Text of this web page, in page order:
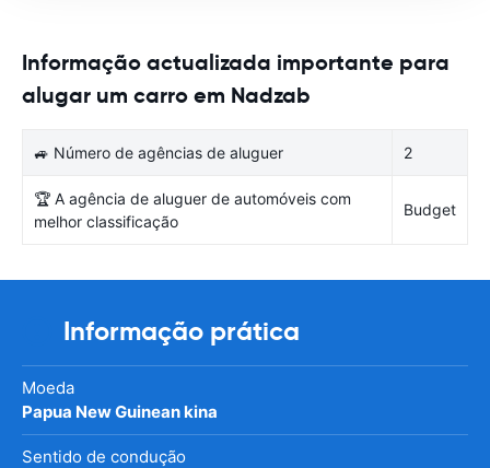
Informação actualizada importante para
alugar um carro em Nadzab
🚙 Número de agências de aluguer 2
🏆 A agência de aluguer de automóveis com
melhor classificação
Budget
Informação prática
Moeda
Papua New Guinean kina
Sentido de condução